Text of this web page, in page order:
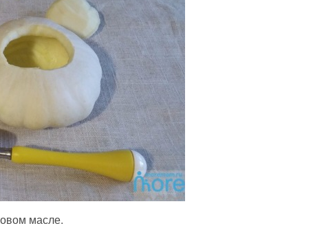
масле.